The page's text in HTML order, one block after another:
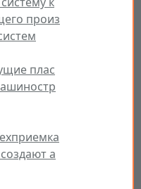
произ
плас
а